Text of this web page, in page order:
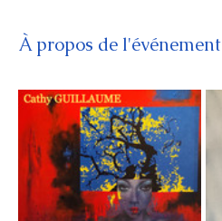
À propos de l'événement